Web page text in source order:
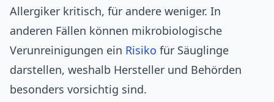
Allergiker kritisch, für andere weniger. In
anderen Fällen können mikrobiologische
Verunreinigungen ein Risiko für Säuglinge
darstellen, weshalb Hersteller und Behörden
besonders vorsichtig sind.